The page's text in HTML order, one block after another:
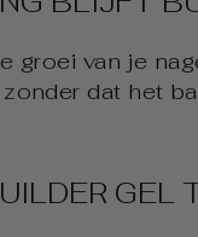
groei van je
zonder dat het
GEL